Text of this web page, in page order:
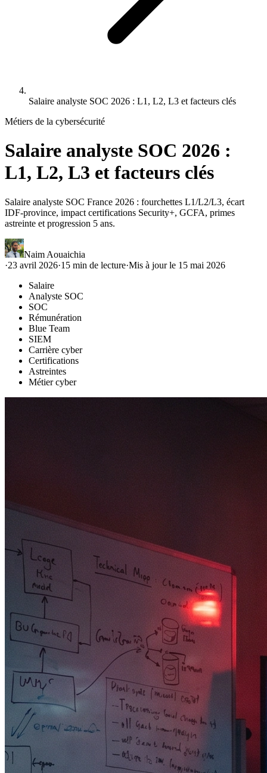
Salaire analyste SOC 2026 : L1, L2, L3 et facteurs clés
Métiers de la cybersécurité
Salaire analyste SOC 2026 :
L1, L2, L3 et facteurs clés
Salaire analyste SOC France 2026 : fourchettes L1/L2/L3, écart
IDF-province, impact certifications Security+, GCFA, primes
astreinte et progression 5 ans.
Naim Aouaichia
·23 avril 2026·15 min de lecture·Mis à jour le 15 mai 2026
Salaire
Analyste SOC
SOC
Rémunération
Blue Team
SIEM
Carrière cyber
Certifications
Astreintes
Métier cyber